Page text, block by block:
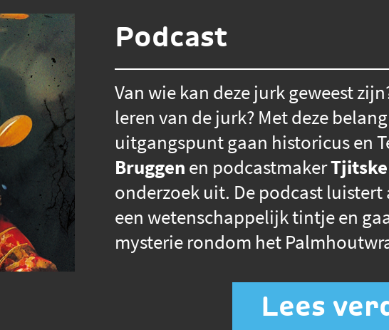
Podcast
Van wie kan deze jurk geweest
leren van de jurk? Met deze
uitgangspunt gaan historicus en
Bruggen en podcastmaker
onderzoek uit. De podcast luistert
een wetenschappelijk tintje en
mysterie rondom het
Lees